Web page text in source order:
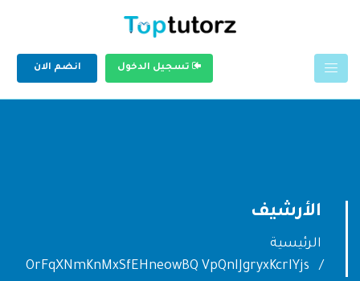
تسجيل الدخول انضم الان
الأرشيف
الرئيسية
OrFqXNmKnMxSfEHneowBQ VpQnIJgryxKcrIYjs